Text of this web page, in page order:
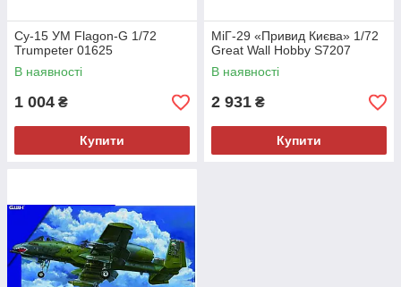
Су-15 УМ Flagon-G 1/72
Trumpeter 01625
В наявності
1 004 ₴
Купити
МіГ-29 «Привид Києва» 1/72
Great Wall Hobby S7207
В наявності
2 931 ₴
Купити